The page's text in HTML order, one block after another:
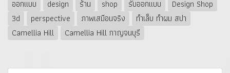
ออกแบบ
design ร้าน shop รับออกแบบ
Design Shop
3d
perspective ภาพเสมือนจริง
ทำเล็บ ทำผม สปา
Camellia Hill
Camellia Hill กาญจนบุรี